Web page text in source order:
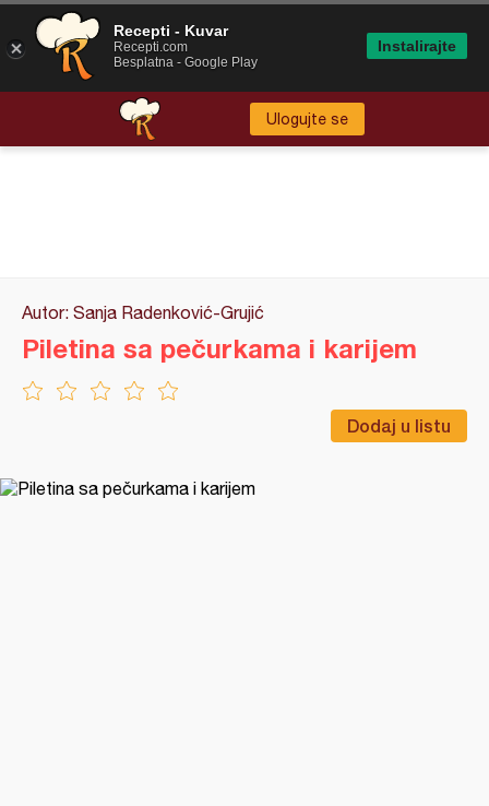
Ulogujte se
Autor: Sanja Radenković-Grujić
Dodaj u listu
Piletina sa pečurkama i karijem
Recepti - Kuvar
Recepti.com
Besplatna - Google Play
Instalirajte